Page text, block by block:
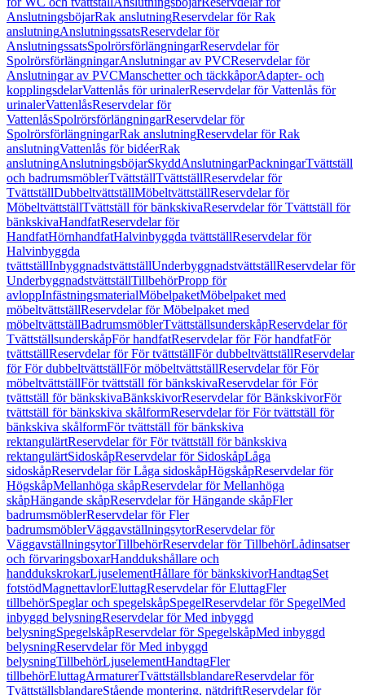
AnslutningsböjarRak anslutningReservdelar för Rak
anslutningAnslutningssatsReservdelar för
AnslutningssatsSpolrörsförlängningarReservdelar för
SpolrörsförlängningarAnslutningar av PVCReservdelar för
Anslutningar av PVCManschetter och täckkåporAdapter- och
kopplingsdelarVattenlås för urinalerReservdelar för Vattenlås för
urinalerVattenlåsReservdelar för
VattenlåsSpolrörsförlängningarReservdelar för
SpolrörsförlängningarRak anslutningReservdelar för Rak
anslutningVattenlås för bidéerRak
anslutningAnslutningsböjarSkyddAnslutningarPackningarTvättställ
och badrumsmöblerTvättställTvättställReservdelar för
TvättställDubbeltvättställMöbeltvättställReservdelar för
MöbeltvättställTvättställ för bänkskivaReservdelar för Tvättställ för
bänkskivaHandfatReservdelar för
HandfatHörnhandfatHalvinbyggda tvättställReservdelar för
Halvinbyggda
tvättställInbyggnadstvättställUnderbyggnadstvättställReservdelar för
UnderbyggnadstvättställTillbehörPropp för
avloppInfästningsmaterialMöbelpaketMöbelpaket med
möbeltvättställReservdelar för Möbelpaket med
möbeltvättställBadrumsmöblerTvättställsunderskåpReservdelar för
TvättställsunderskåpFör handfatReservdelar för För handfatFör
tvättställReservdelar för För tvättställFör dubbeltvättställReservdelar
för För dubbeltvättställFör möbeltvättställReservdelar för För
möbeltvättställFör tvättställ för bänkskivaReservdelar för För
tvättställ för bänkskivaBänkskivorReservdelar för BänkskivorFör
tvättställ för bänkskiva skålformReservdelar för För tvättställ för
bänkskiva skålformFör tvättställ för bänkskiva
rektangulärtReservdelar för För tvättställ för bänkskiva
rektangulärtSidoskåpReservdelar för SidoskåpLåga
sidoskåpReservdelar för Låga sidoskåpHögskåpReservdelar för
HögskåpMellanhöga skåpReservdelar för Mellanhöga
skåpHängande skåpReservdelar för Hängande skåpFler
badrumsmöblerReservdelar för Fler
badrumsmöblerVäggavställningsytorReservdelar för
VäggavställningsytorTillbehörReservdelar för TillbehörLådinsatser
och förvaringsboxarHanddukshållare och
handdukskrokarLjuselementHållare för bänkskivorHandtagSet
fotstödMagnettavlorEluttagReservdelar för EluttagFler
tillbehörSpeglar och spegelskåpSpegelReservdelar för SpegelMed
inbyggd belysningReservdelar för Med inbyggd
belysningSpegelskåpReservdelar för SpegelskåpMed inbyggd
belysningReservdelar för Med inbyggd
belysningTillbehörLjuselementHandtagFler
tillbehörEluttagArmaturerTvättställsblandareReservdelar för
TvättställsblandareStående montering, nätdriftReservdelar för